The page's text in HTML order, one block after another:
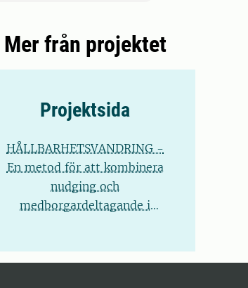
Mer från projektet
Projektsida
HÅLLBARHETSVANDRING -
En metod för att kombinera
nudging och
medborgardeltagande i